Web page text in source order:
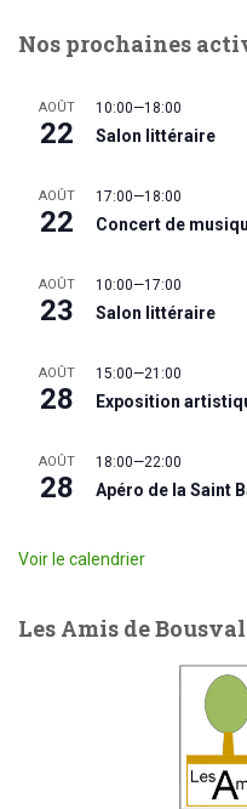
Nos prochaines
AOÛT
22
10:00—18:00
Salon littéraire
AOÛT
22
17:00—18:00
Concert de
AOÛT
23
10:00—17:00
Salon littéraire
AOÛT
28
15:00—21:00
Exposition
AOÛT
28
18:00—22:00
Apéro de la Saint
Voir le calendrier
Les Amis de